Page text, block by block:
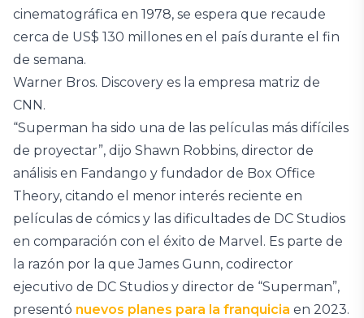
cinematográfica en 1978, se espera que recaude
cerca de US$ 130 millones en el país durante el fin
de semana.
Warner Bros. Discovery es la empresa matriz de
CNN.
“Superman ha sido una de las películas más difíciles
de proyectar”, dijo Shawn Robbins, director de
análisis en Fandango y fundador de Box Office
Theory, citando el menor interés reciente en
películas de cómics y las dificultades de DC Studios
en comparación con el éxito de Marvel. Es parte de
la razón por la que James Gunn, codirector
ejecutivo de DC Studios y director de “Superman”,
presentó nuevos planes para la franquicia en 2023.